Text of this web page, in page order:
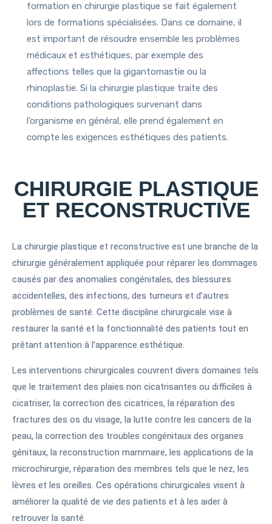
formation en chirurgie plastique se fait également
lors de formations spécialisées. Dans ce domaine, il
est important de résoudre ensemble les problèmes
médicaux et esthétiques, par exemple des
affections telles que la gigantomastie ou la
rhinoplastie. Si la chirurgie plastique traite des
conditions pathologiques survenant dans
l’organisme en général, elle prend également en
compte les exigences esthétiques des patients.
CHIRURGIE PLASTIQUE
ET RECONSTRUCTIVE
La chirurgie plastique et reconstructive est une branche de la
chirurgie généralement appliquée pour réparer les dommages
causés par des anomalies congénitales, des blessures
accidentelles, des infections, des tumeurs et d’autres
problèmes de santé. Cette discipline chirurgicale vise à
restaurer la santé et la fonctionnalité des patients tout en
prêtant attention à l’apparence esthétique.
Les interventions chirurgicales couvrent divers domaines tels
que le traitement des plaies non cicatrisantes ou difficiles à
cicatriser, la correction des cicatrices, la réparation des
fractures des os du visage, la lutte contre les cancers de la
peau, la correction des troubles congénitaux des organes
génitaux, la reconstruction mammaire, les applications de la
microchirurgie, réparation des membres tels que le nez, les
lèvres et les oreilles. Ces opérations chirurgicales visent à
améliorer la qualité de vie des patients et à les aider à
retrouver la santé.